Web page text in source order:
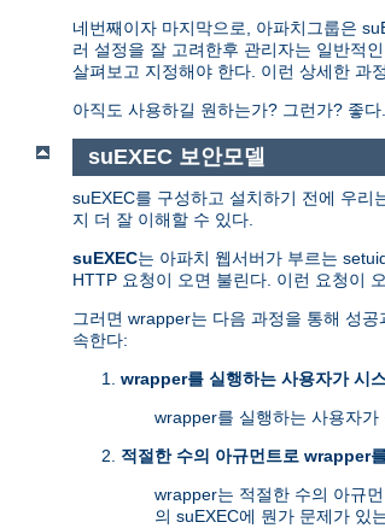
네번째이자 마지막으로, 아파치그룹은
러 설정을 잘 고려한후 관리자는 일반적
살펴보고 지정해야 한다. 이런 상세한 과
아직도 사용하길 원하는가? 그런가? 좋
suEXEC 보안모델
suEXEC를 구성하고 설치하기 전에 우
지 더 잘 이해할 수 있다.
suEXEC는 아파치 웹서버가 부르는
HTTP 요청이 오면 불린다. 이런 요청이
그러면 wrapper는 다음 과정을 통해 성
속한다:
wrapper를 실행하는 사용자가 시
wrapper를 실행하는 사용자가
적절한 수의 아규먼트로 wrapper
wrapper는 적절한 수의 아규
의 suEXEC에 뭔가 문제가 있